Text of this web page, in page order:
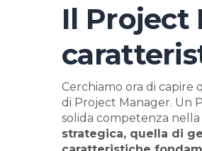
Il Project
Cerchiamo ora di capire
di Project Manager. Un
solida competenza
strategica, quella di